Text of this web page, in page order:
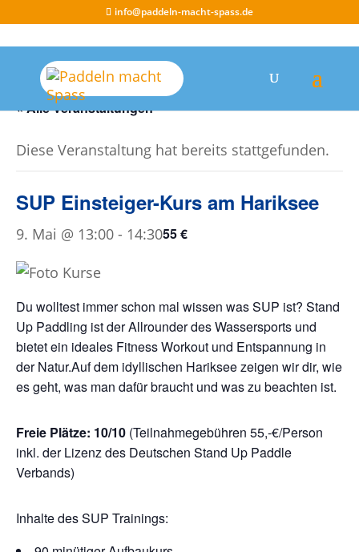
info@paddeln-macht-spass.de
« Alle Veranstaltungen
Diese Veranstaltung hat bereits stattgefunden.
SUP Einsteiger-Kurs am Hariksee
9. Mai @ 13:00 - 14:3055 €
Du wolltest immer schon mal wissen was SUP ist? Stand
Up Paddling ist der Allrounder des Wassersports und
bietet ein ideales Fitness Workout und Entspannung in
der Natur.Auf dem idyllischen Hariksee zeigen wir dir, wie
es geht, was man dafür braucht und was zu beachten ist.
Freie Plätze: 10/10 (Teilnahmegebühren 55,-€/Person
inkl. der Lizenz des Deutschen Stand Up Paddle
Verbands)
Inhalte des SUP Trainings: